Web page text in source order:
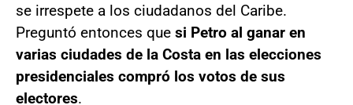
se irrespete a los ciudadanos del Caribe.
Preguntó entonces que si Petro al ganar en
varias ciudades de la Costa en las elecciones
presidenciales compró los votos de sus
electores.